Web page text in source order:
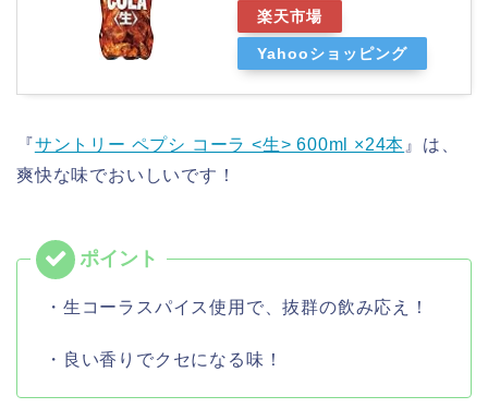
楽天市場
Yahooショッピング
『サントリー ペプシ コーラ <生> 600ml ×24本 』は、
爽快な味でおいしいです！
・生コーラスパイス使用で、抜群の飲み応え！
・良い香りでクセになる味！